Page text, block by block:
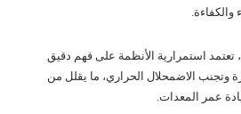
والكفاءة.
تعتمد استمرارية الأنظمة على فهم دقيق
وتجنب الاضمحلال الحراري، ما يقلل من
عمر المعدات.